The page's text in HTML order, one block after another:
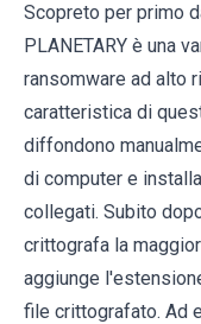
Scopreto per primo
PLANETARY è una
ransomware ad alto
caratteristica di
diffondono
di computer e
collegati. Subito
crittografa la
aggiunge
file crittografato. Ad